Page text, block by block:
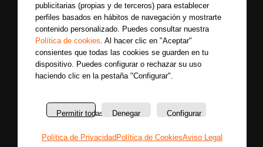
publicitarias (propias y de terceros) para establecer
perfiles basados en hábitos de navegación y mostrarte
contenido personalizado. Puedes consultar nuestra
Política de cookies. Al hacer clic en "Aceptar"
consientes que todas las cookies se guarden en tu
dispositivo. Puedes configurar o rechazar su uso
haciendo clic en la pestaña "Configurar".
Permitir todas Denegar Configurar
Política de Privacidad Política de CookiesAviso Legal
Últimas
noticias
Entrevistas
nosotros
La
Política
Únete a nuestras
entérate primero